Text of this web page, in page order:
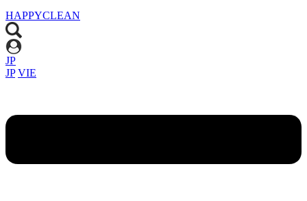
HAPPYCLEAN
JP
JP VIE